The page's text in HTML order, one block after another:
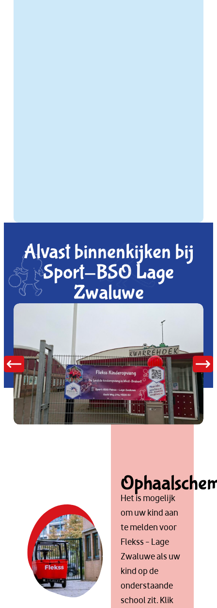
Alvast binnenkijken bij
Sport-BSO Lage
Zwaluwe
Het is mogelijk
om uw kind aan
te melden voor
Flekss – Lage
Zwaluwe als uw
kind op de
onderstaande
school zit. Klik